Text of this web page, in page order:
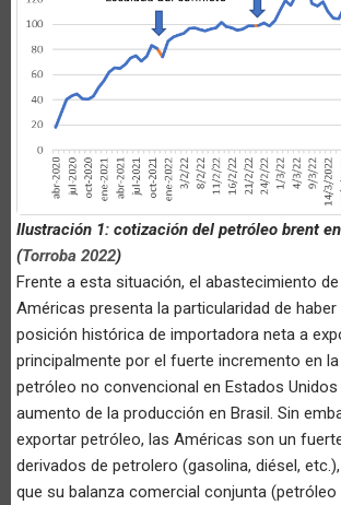
Ilustración 1: cotización del petróleo brent
(Torroba 2022)
Frente a esta situación, el abastecimiento
Américas presenta la particularidad de
posición histórica de importadora neta a
principalmente por el fuerte incremento en
petróleo no convencional en Estados Unidos
aumento de la producción en Brasil. Sin
exportar petróleo, las Américas son un
derivados de petrolero (gasolina, diésel,
que su balanza comercial conjunta (petróleo